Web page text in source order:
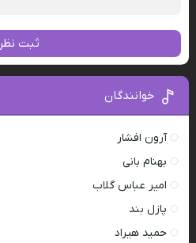
ثبت نظر
خوانندگان
آرون افشار
بهنام بانی
امیر عباس گلاب
پازل بند
حمید هیراد